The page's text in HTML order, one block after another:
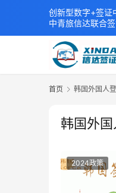
首页 韩国外国人
韩国外
2024政策
创新型数字+签证
中青旅信达联合
xindavisa01 免
外交部认证 单（